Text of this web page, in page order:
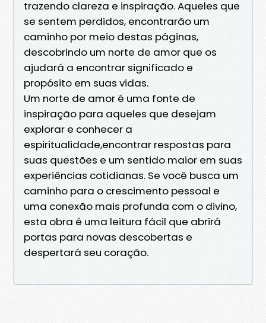
trazendo clareza e inspiração. Aqueles que
se sentem perdidos, encontrarão um
caminho por meio destas páginas,
descobrindo um norte de amor que os
ajudará a encontrar significado e
propósito em suas vidas.
Um norte de amor é uma fonte de
inspiração para aqueles que desejam
explorar e conhecer a
espiritualidade,encontrar respostas para
suas questões e um sentido maior em suas
experiências cotidianas. Se você busca um
caminho para o crescimento pessoal e
uma conexão mais profunda com o divino,
esta obra é uma leitura fácil que abrirá
portas para novas descobertas e
despertará seu coração.